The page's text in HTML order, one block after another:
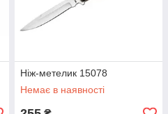
Ніж-метелик 15078
Немає в наявності